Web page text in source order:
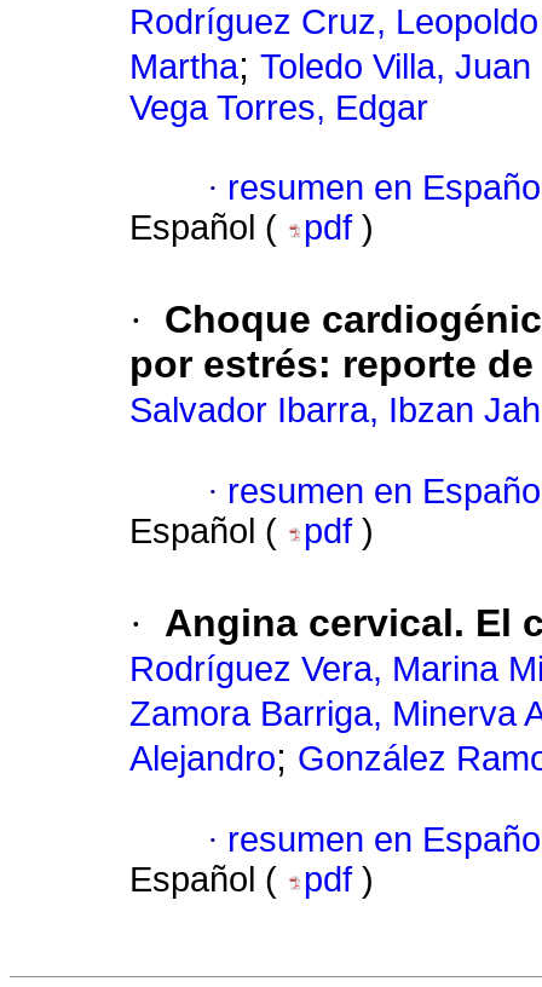
Rodríguez Cruz,
Martha; Toledo Villa, Juan
Vega Torres, Edgar
· resumen en
Español (
pdf )
·
Choque
por estrés: reporte
Salvador Ibarra, Ibzan
· resumen en
Español (
pdf )
· Angina cervical. El
Rodríguez Vera, Marina
Zamora Barriga, Minerva
Alejandro; González
· resumen en
Español (
pdf )